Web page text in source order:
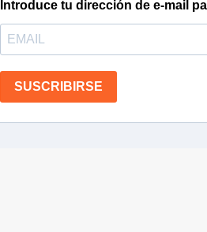
Introduce tu dirección de e-mail
SUSCRIBIRSE